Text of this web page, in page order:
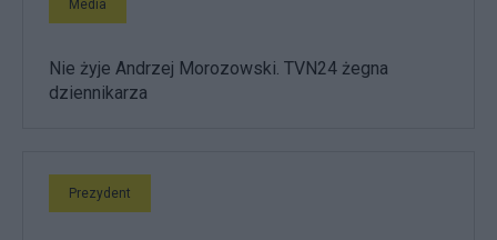
Media
Nie żyje Andrzej Morozowski. TVN24 żegna
dziennikarza
Prezydent